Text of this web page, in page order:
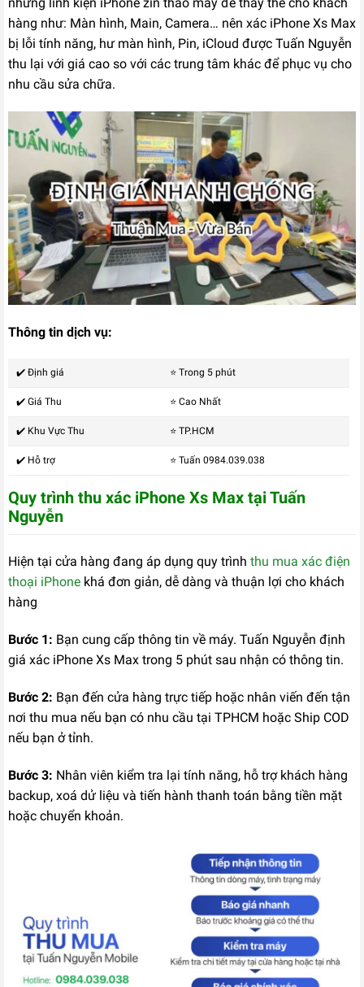
hàng như: Màn hình, Main, Camera… nên xác iPhone Xs Max
bị lỗi tính năng, hư màn hình, Pin, iCloud được Tuấn Nguyễn
thu lại với giá cao so với các trung tâm khác để phục vụ cho
nhu cầu sửa chữa.
Thông tin dịch vụ:
✔️ Định giá ⭐ Trong 5 phút
✔️ Giá Thu ⭐ Cao Nhất
✔️ Khu Vực Thu ⭐ TP.HCM
✔️ Hỗ trợ ⭐ Tuấn 0984.039.038
Quy trình thu xác iPhone Xs Max tại Tuấn
Nguyễn
Hiện tại cửa hàng đang áp dụng quy trình thu mua xác điện
thoại iPhone khá đơn giản, dễ dàng và thuận lợi cho khách
hàng
Bước 1: Bạn cung cấp thông tin về máy. Tuấn Nguyễn định
giá xác iPhone Xs Max trong 5 phút sau nhận có thông tin.
Bước 2: Bạn đến cửa hàng trực tiếp hoặc nhân viến đến tận
nơi thu mua nếu bạn có nhu cầu tại TPHCM hoặc Ship COD
nếu bạn ở tỉnh.
Bước 3: Nhân viên kiểm tra lại tính năng, hỗ trợ khách hàng
backup, xoá dử liệu và tiến hành thanh toán bằng tiền mặt
hoặc chuyển khoản.